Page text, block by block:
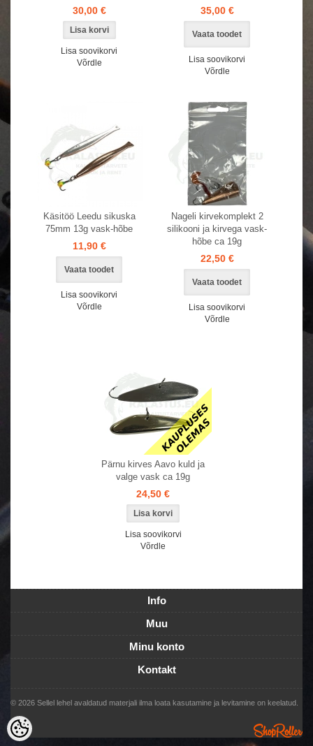
30,00 €
Lisa soovikorvi
Võrdle
35,00 €
Vaata toodet
Lisa soovikorvi
Võrdle
Käsitöö Leedu sikuska
75mm 13g vask-hõbe
11,90 €
Vaata toodet
Lisa soovikorvi
Võrdle
Nageli kirvekomplekt 2
silikooni ja kirvega vask-
hõbe ca 19g
22,50 €
Vaata toodet
Lisa soovikorvi
Võrdle
Pärnu kirves Aavo kuld ja
valge vask ca 19g
24,50 €
Lisa soovikorvi
Võrdle
Info
Muu
Minu konto
Kontakt
© 2026 Sellel lehel avaldatud materjali ilma loata kasutamine ja levitamine on keelatud.